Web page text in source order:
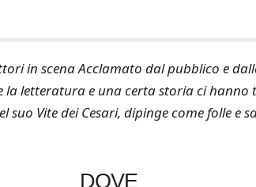
in scena Acclamato dal pubblico e
la letteratura e una certa storia ci
suo Vite dei Cesari, dipinge come folle e
DOVE